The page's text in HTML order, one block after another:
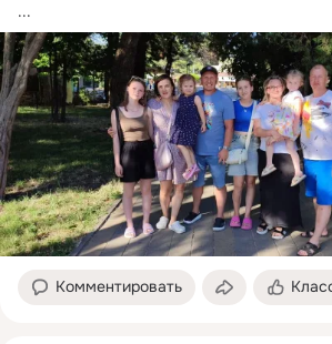
...
Комментировать